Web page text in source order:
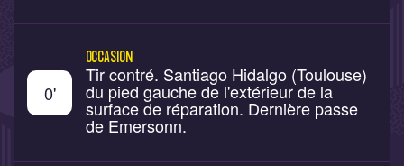
0'
OCCASION
Tir contré. Santiago Hidalgo (Toulouse)
du pied gauche de l'extérieur de la
surface de réparation. Dernière passe
de Emersonn.